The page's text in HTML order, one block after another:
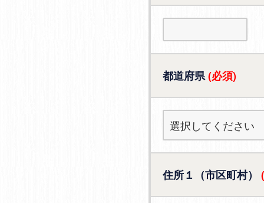
都道府県(必須)
住所１（市区町村）